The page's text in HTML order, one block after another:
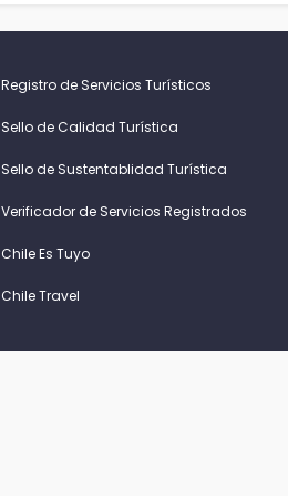
Registro de Servicios Turísticos
Sello de Calidad Turística
Sello de Sustentablidad Turística
Verificador de Servicios Registrados
Chile Es Tuyo
Chile Travel